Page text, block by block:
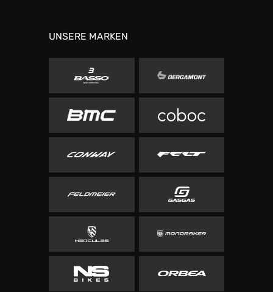
UNSERE MARKEN